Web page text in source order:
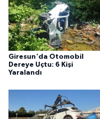
Giresun'da Otomobil
Dereye Uçtu: 6 Kişi
Yaralandı